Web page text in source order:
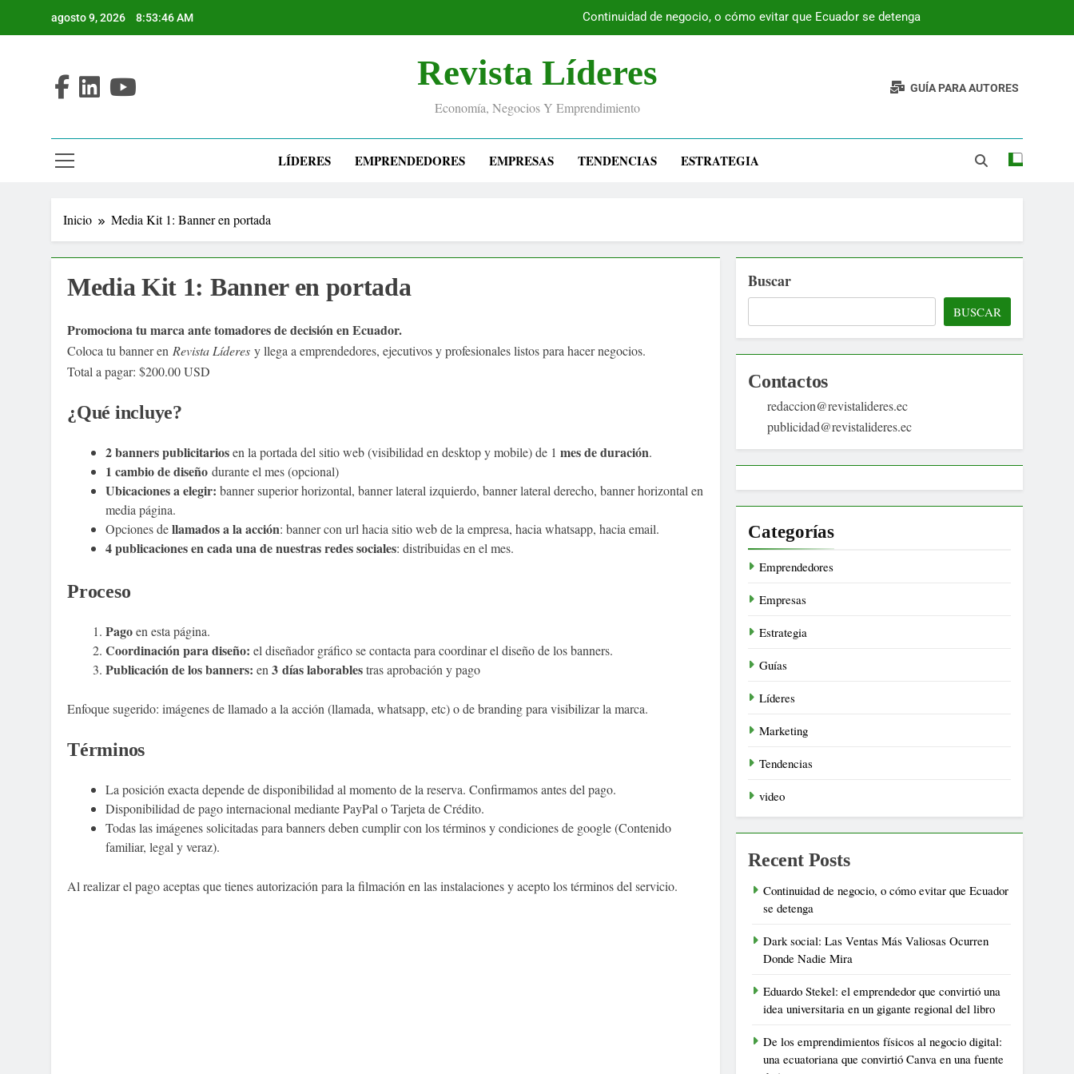
agosto 9, 2026 8:53:47 AM Continuidad de negocio, o cómo evitar que Ecuador se detenga
Revista Líderes
Economía, Negocios Y Emprendimiento
GUÍA PARA AUTORES
LÍDERES EMPRENDEDORES EMPRESAS TENDENCIAS ESTRATEGIA
Inicio Media Kit 1: Banner en portada
Media Kit 1: Banner en portada
Promociona tu marca ante tomadores de decisión en Ecuador.
Coloca tu banner en Revista Líderes y llega a emprendedores, ejecutivos y profesionales listos para hacer negocios.
Total a pagar: $200.00 USD
¿Qué incluye?
2 banners publicitariosen la portada del sitio web (visibilidad en desktop y mobile) de 1 mes de duración.
1 cambio de diseño durante el mes (opcional)
Ubicaciones a elegir: banner superior horizontal, banner lateral izquierdo, banner lateral derecho, banner horizontal en
media página.
Opciones dellamados a la acción: banner con url hacia sitio web de la empresa, hacia whatsapp, hacia email.
4 publicaciones en cada una de nuestras redes sociales: distribuidas en el mes.
Proceso
Pagoen esta página.
Coordinación para diseño: el diseñador gráfico se contacta para coordinar el diseño de los banners.
Publicación de los banners: en 3 días laborablestras aprobación y pago
Enfoque sugerido: imágenes de llamado a la acción (llamada, whatsapp, etc) o de branding para visibilizar la marca.
Términos
La posición exacta depende de disponibilidad al momento de la reserva. Confirmamos antes del pago.
Disponibilidad de pago internacional mediante PayPal o Tarjeta de Crédito.
Todas las imágenes solicitadas para banners deben cumplir con los términos y condiciones de google (Contenido
familiar, legal y veraz).
Al realizar el pago aceptas que tienes autorización para la filmación en las instalaciones y acepto los términos del servicio.
Buscar
BUSCAR
Contactos
redaccion@revistalideres.ec
publicidad@revistalideres.ec
Categorías
Emprendedores
Empresas
Estrategia
Guías
Líderes
Marketing
Tendencias
video
Recent Posts
Continuidad de negocio, o cómo evitar que Ecuador
se detenga
Dark social: Las Ventas Más Valiosas Ocurren
Donde Nadie Mira
Eduardo Stekel: el emprendedor que convirtió una
idea universitaria en un gigante regional del libro
De los emprendimientos físicos al negocio digital:
una ecuatoriana que convirtió Canva en una fuente